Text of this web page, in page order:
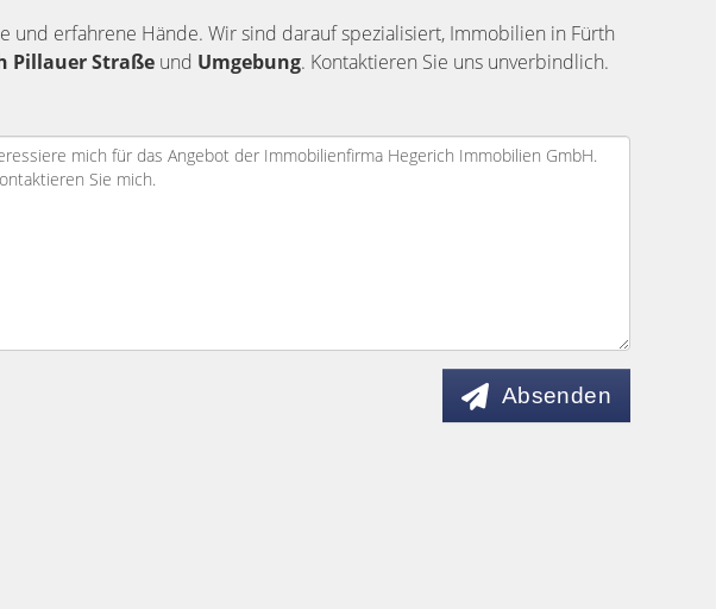
und erfahrene Hände. Wir sind darauf spezialisiert, Immobilien in Fürth
Pillauer Straße und Umgebung. Kontaktieren Sie uns unverbindlich.
Absenden